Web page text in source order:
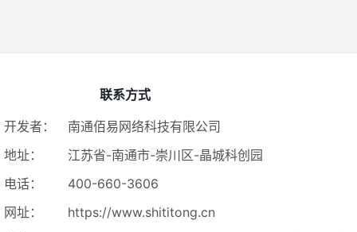
联系方式
开发者：
南通佰易网络科技有限公司
地址：
江苏省-南通市-崇川区-晶城科创园
电话：
400-660-3606
网址：
https://www.shititong.cn